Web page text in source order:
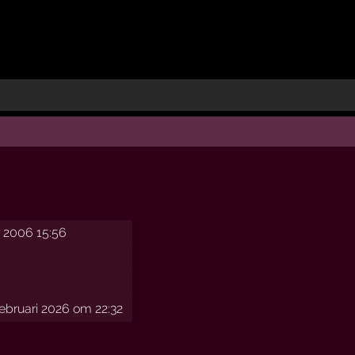
15:56
2026 om 22:32